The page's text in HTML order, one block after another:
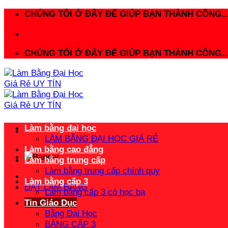
CHÚNG TÔI Ở ĐÂY ĐỂ GIÚP BẠN THÀNH
CHÚNG TÔI Ở ĐÂY ĐỂ GIÚP BẠN THÀNH
ĐẶT LÀM BẰNG
Làm bằng đại học
LÀM BẰNG ĐẠI HỌC GIÁ RẺ
Làm bằng cao đẳng
Làm bằng trung cấp
Làm bằng trung cấp chính quy
Làm bằng cấp 3
Làm bằng cấp 3 có học bạ
Tin Giáo Dục
Bằng Đại Học
BẰNG CẤP 3